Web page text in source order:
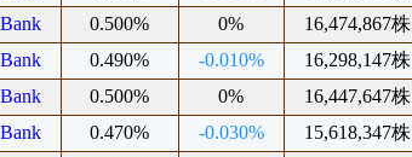
0.500% 0% 16,474,867株
0.490% -0.010% 16,298,147株
0.500% 0% 16,447,647株
0.470% -0.030% 15,618,347株